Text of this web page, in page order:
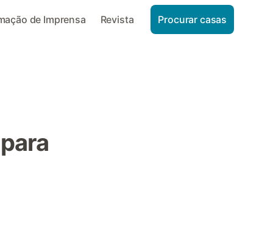
de Imprensa Revista Procurar casas